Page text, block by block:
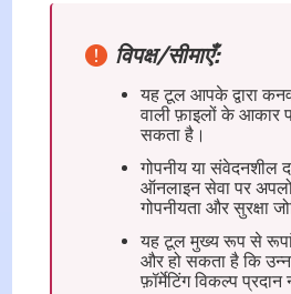
विपक्ष/सीमाएँ:
यह टूल आपके द्वारा
वाली फ़ाइलों के आकार
सकता है।
गोपनीय या संवेदनशील
ऑनलाइन सेवा पर
गोपनीयता और सुरक्षा
यह टूल मुख्य रूप से
और हो सकता है कि
फ़ॉर्मेटिंग विकल्प